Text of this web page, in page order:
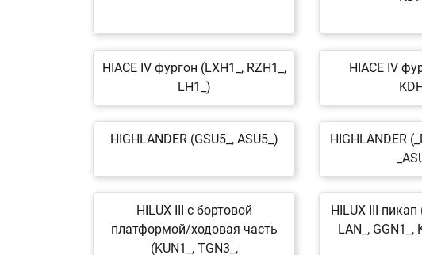
HIACE IV фургон (LXH1_, RZH1_,
LH1_)
HIACE IV
HIGHLANDER (GSU5_, ASU5_)
HIGHLANDER
HILUX III c бортовой
платформой/ходовая часть
(KUN1_, TGN3_,
HILUX III пикап
LAN_, GGN1_,